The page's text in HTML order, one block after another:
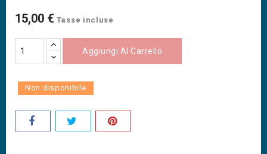
15,00 € Tasse incluse
Aggiungi Al Carrello
Non disponibile